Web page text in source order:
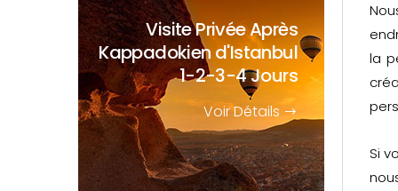
la
Si
Visite Privée Après
Kappadokien d'Istanbul
1-2-3-4 Jours
Voir Détails